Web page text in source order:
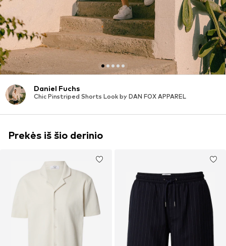
Daniel Fuchs
Chic Pinstriped Shorts Look by DAN FOX APPAREL
Prekės iš šio derinio